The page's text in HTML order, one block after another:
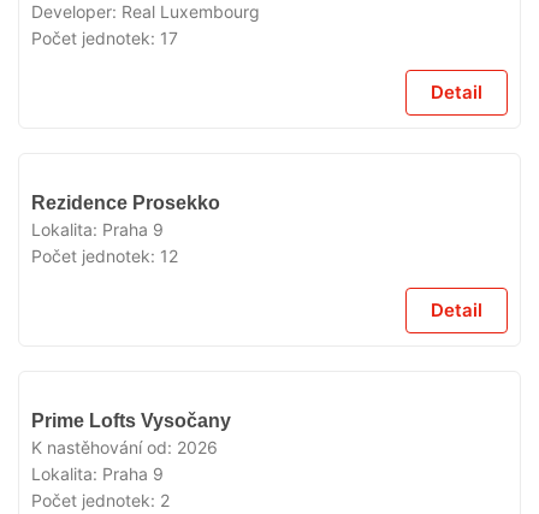
Developer: Real Luxembourg
Počet jednotek: 17
Detail
Rezidence Prosekko
Lokalita: Praha 9
Počet jednotek: 12
Detail
Prime Lofts Vysočany
K nastěhování od: 2026
Lokalita: Praha 9
Počet jednotek: 2